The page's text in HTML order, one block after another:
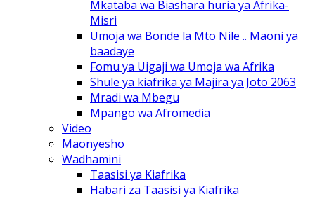
Mkataba wa Biashara huria ya Afrika-
Misri
Umoja wa Bonde la Mto Nile .. Maoni ya
baadaye
Fomu ya Uigaji wa Umoja wa Afrika
Shule ya kiafrika ya Majira ya Joto 2063
Mradi wa Mbegu
Mpango wa Afromedia
Video
Maonyesho
Wadhamini
Taasisi ya Kiafrika
Habari za Taasisi ya Kiafrika